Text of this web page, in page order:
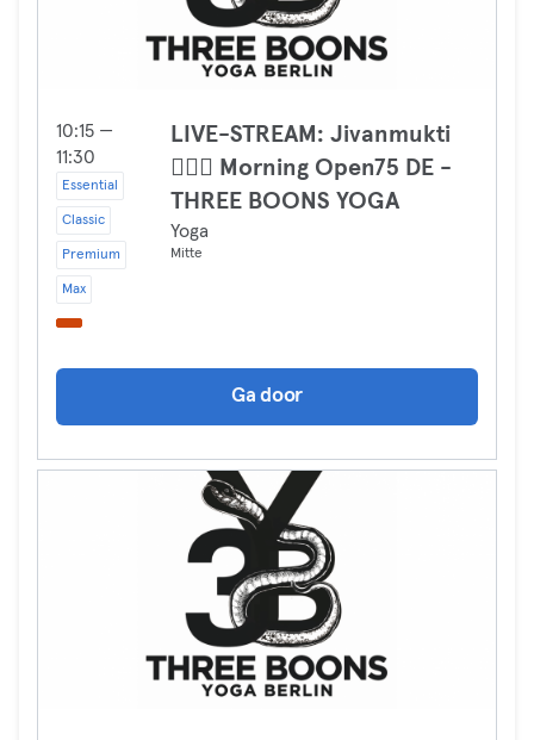
10:15 —
11:30
Essential
Classic
Premium
Max
LIVE-STREAM: Jivanmukti
🧘🏼‍♀️ Morning Open75 DE -
THREE BOONS YOGA
Yoga
Mitte
Ga door